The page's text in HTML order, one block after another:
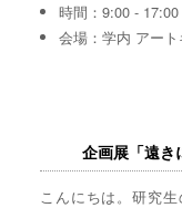
時間：9:00 - 17:00
会場：学内 アー
企画展「遠き
こんにちは。研究